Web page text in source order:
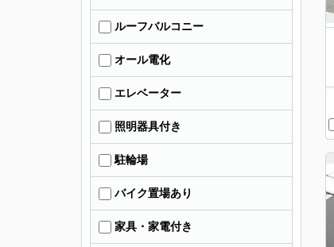
ルーフバルコニー
オール電化
エレベーター
照明器具付き
駐輪場
バイク置場あり
家具・家電付き